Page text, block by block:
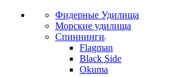
Фидерные Удилища
Морские удилища
Спиннинги
Flagman
Black Side
Okuma